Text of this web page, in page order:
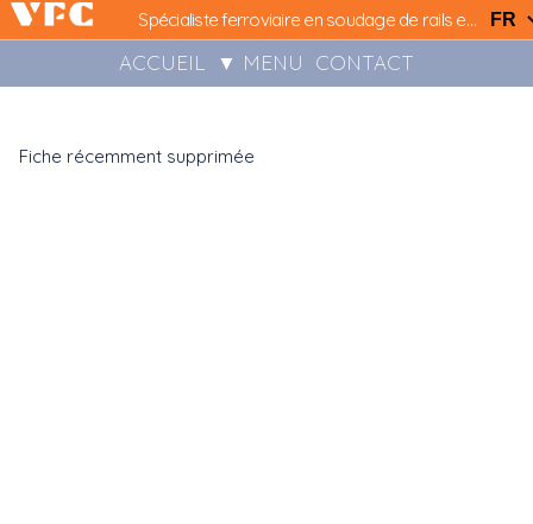
Spécialiste ferroviaire en soudage de rails et installations LRS..
ACCUEIL ▼ MENU CONTACT
Fiche récemment supprimée